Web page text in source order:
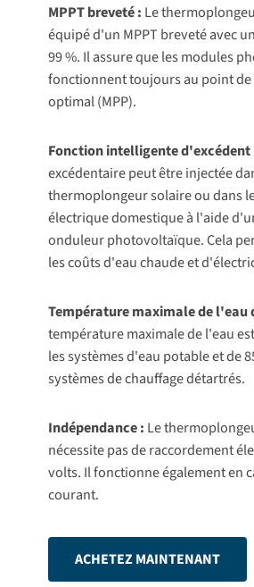
MPPT breveté : Le
équipé d'un MPPT breveté avec
99 %. Il assure que les modules
fonctionnent toujours au point
optimal (MPP).
Fonction intelligente d'excédent
excédentaire peut être injectée
thermoplongeur solaire ou dans
électrique domestique à l'aide
onduleur photovoltaïque. Cela
les coûts d'eau chaude et
Température maximale de l'eau
température maximale de l'eau est
les systèmes d'eau potable et de
systèmes de chauffage détartrés.
Indépendance : Le
nécessite pas de raccordement
volts. Il fonctionne également en
courant.
ACHETEZ MAINTENANT